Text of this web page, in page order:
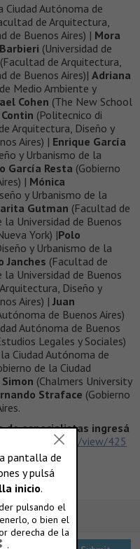
Ciudad Autónoma de
de Arquitectura,
de Buenos Aires) | Mora
(Universidad de
(Facultad de Arquitectura,
de Buenos Aires)| Adriana
Medio Ambiente y
Cohen (The New School
(Politecnico di
Arquitectura, Diseño y
Aires) | Enrique García
y Urbanismo de la
García Resta (Gobierno
| Mónica
y Urbanismo de la
Gutman (Facultad de
Universidad de Buenos
York) |Polo
y Urbanismo de la
Janches (Facultad de
Universidad de Buenos
Diseño y
Aires) | Juan
de Buenos Aires)
Autónoma de Buenos
Legales y Sociales)
Ciudad Autónoma de
de la Ciudad
(Chalmers University
Straface (Gobierno
de especialistas ingresá
information/view/425